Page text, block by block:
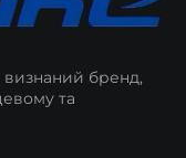
бренд,
та